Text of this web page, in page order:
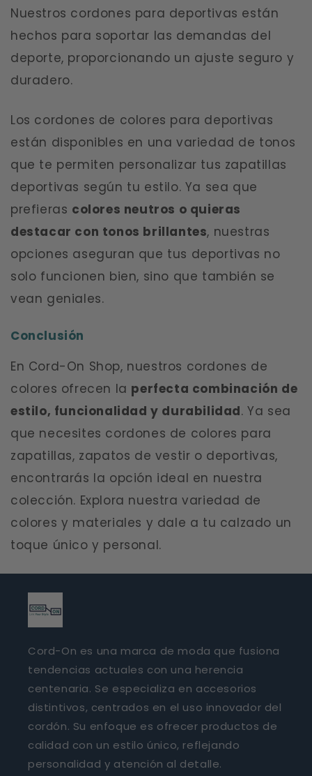
Nuestros cordones para deportivas están
hechos para soportar las demandas del
deporte, proporcionando un ajuste seguro y
duradero.
Los cordones de colores para deportivas
están disponibles en una variedad de tonos
que te permiten personalizar tus zapatillas
deportivas según tu estilo. Ya sea que
prefieras colores neutros o quieras
destacar con tonos brillantes, nuestras
opciones aseguran que tus deportivas no
solo funcionen bien, sino que también se
vean geniales.
Conclusión
En Cord-On Shop, nuestros cordones de
colores ofrecen la perfecta combinación de
estilo, funcionalidad y durabilidad. Ya sea
que necesites cordones de colores para
zapatillas, zapatos de vestir o deportivas,
encontrarás la opción ideal en nuestra
colección. Explora nuestra variedad de
colores y materiales y dale a tu calzado un
toque único y personal.
Cord-On es una marca de moda que fusiona
tendencias actuales con una herencia
centenaria. Se especializa en accesorios
distintivos, centrados en el uso innovador del
cordón. Su enfoque es ofrecer productos de
calidad con un estilo único, reflejando
personalidad y atención al detalle.